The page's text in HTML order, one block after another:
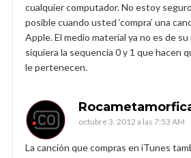
cualquier computador. No estoy
posible cuando usted ‘compra’ una
Apple. El medio material ya no es de
siquiera la sequencia 0 y 1 que hacen
le pertenecen.
octubre 3, 2012 a las 7:53 AM
La canción que compras en iTunes